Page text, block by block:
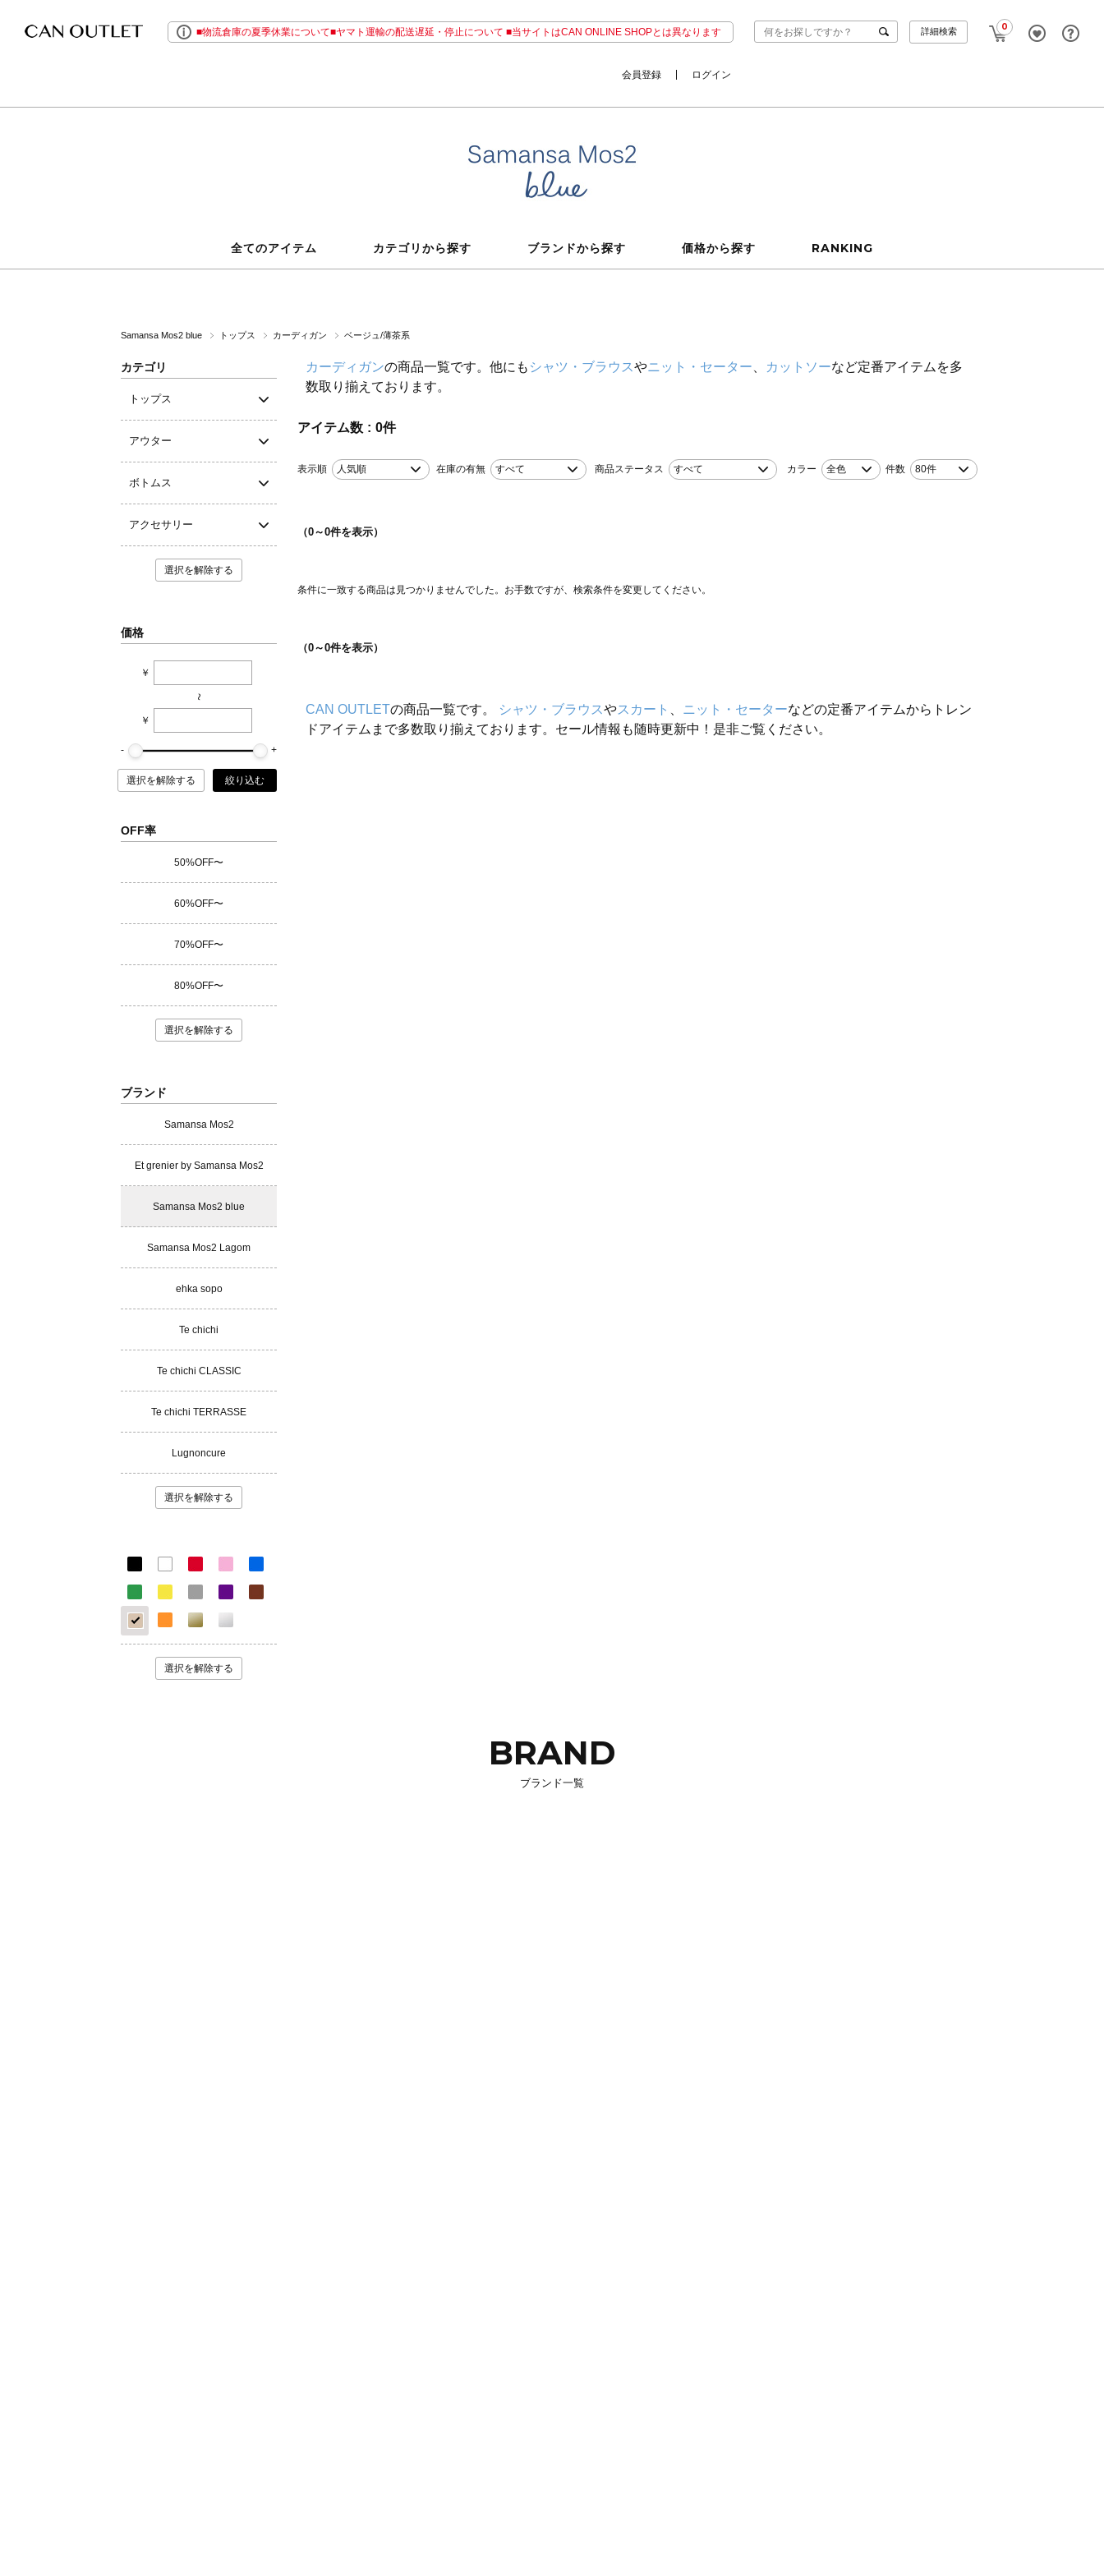
■物流倉庫の夏季休業について■ヤマト運輸の配送遅延・停止について ■当サイトはCAN ONLINE SHOPとは異なります 0
詳細検索
会員登録 ログイン
全てのアイテム カテゴリから探す ブランドから探す 価格から探す RANKING
Samansa Mos2 blue トップス カーディガン ベージュ/薄茶系
カテゴリ
トップス
アウター
ボトムス
アクセサリー
選択を解除する
価格
￥
~
￥
選択を解除する 絞り込む
OFF率
50%OFF〜
60%OFF〜
70%OFF〜
80%OFF〜
選択を解除する
ブランド
Samansa Mos2
Et grenier by Samansa Mos2
Samansa Mos2 blue
Samansa Mos2 Lagom
ehka sopo
Te chichi
Te chichi CLASSIC
Te chichi TERRASSE
Lugnoncure
選択を解除する
選択を解除する
カーディガンの商品一覧です。他にも シャツ・ブラウスやニット・セーター カットソーなど定番アイテムを多
数取り揃えております。
アイテム数 0件
表示順 人気順 在庫の有無 すべて 商品ステータス すべて カラー 全色 件数 80件
（0～0件を表示）
条件に一致する商品は見つかりませんでした。お手数ですが、検索条件を変更してください。
（0～0件を表示）
CAN OUTLETの商品一覧です。 シャツ・ブラウスやスカート ニット・セーターなどの定番アイテムからトレン
ドアイテムまで多数取り揃えております。セール情報も随時更新中！是非ご覧ください。
BRAND
ブランド一覧